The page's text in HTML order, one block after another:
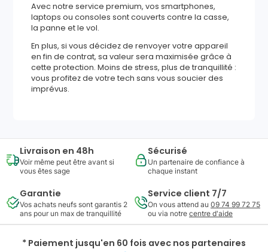
Avec notre service premium, vos smartphones,
laptops ou consoles sont couverts contre la casse,
la panne et le vol.
En plus, si vous décidez de renvoyer votre appareil
en fin de contrat, sa valeur sera maximisée grâce à
cette protection. Moins de stress, plus de tranquillité :
vous profitez de votre tech sans vous soucier des
imprévus.
Livraison en 48h
Voir même peut être avant si
vous êtes sage
Sécurisé
Un partenaire de confiance à
chaque instant
Garantie
Vos achats neufs sont garantis 2
ans pour un max de tranquillité
Service client 7/7
On vous attend au 09 74 99 72 75
ou via notre centre d'aide
* Paiement jusqu'en 60 fois avec nos partenaires